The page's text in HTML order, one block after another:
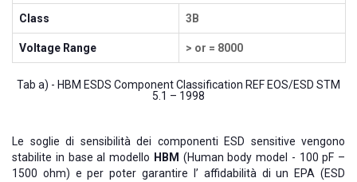
Class 3B
Voltage Range > or = 8000
Tab a) - HBM ESDS Component Classification REF EOS/ESD STM
5.1 – 1998
Le soglie di sensibilità dei componenti ESD sensitive vengono
stabilite in base al modello HBM (Human body model - 100 pF –
1500 ohm) e per poter garantire l’ affidabilità di un EPA (ESD